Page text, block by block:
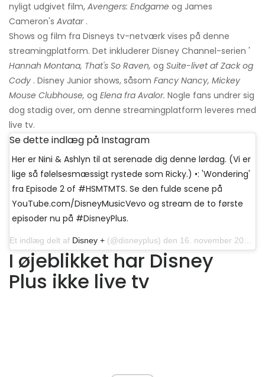
nyligt udgivet film, Avengers: Endgame og James
Cameron's Avatar.
Shows og film fra Disneys tv-netværk vises på denne
streamingplatform. Det inkluderer Disney Channel-serien '
Hannah Montana, That's So Raven, og Suite-livet af Zack og
Cody . Disney Junior shows, såsom Fancy Nancy, Mickey
Mouse Clubhouse, og Elena fra Avalor. Nogle fans undrer sig
dog stadig over, om denne streamingplatform leveres med
live tv.
Se dette indlæg på Instagram
Her er Nini & Ashlyn til at serenade dig denne lørdag. (Vi er
lige så følelsesmæssigt rystede som Ricky.) •: 'Wondering'
fra Episode 2 of #HSMTMTS. Se den fulde scene på
YouTube.com/DisneyMusicVevo og stream de to første
episoder nu på #DisneyPlus.
Et indlæg delt af Disney + (@disneyplus) den 16. november 2019 kl. 08:22 PST
I øjeblikket har Disney
Plus ikke live tv